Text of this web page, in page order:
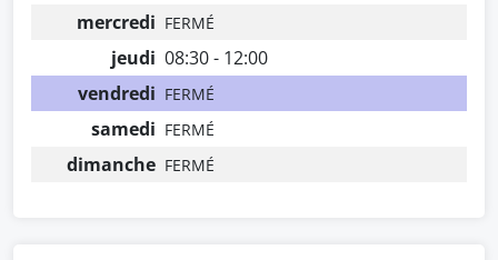
mercredi FERMÉ
jeudi 08:30 - 12:00
vendredi FERMÉ
samedi FERMÉ
dimanche FERMÉ